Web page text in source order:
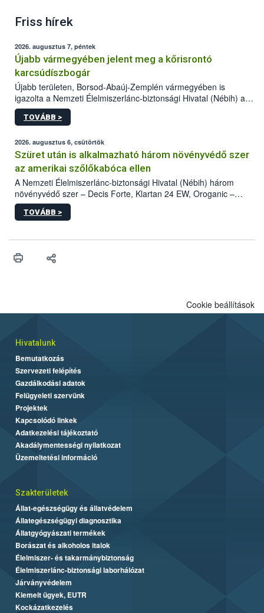
Friss hírek
2026. augusztus 7, péntek
Újabb vármegyében jelent meg a kőrisrontó
karcsúdíszbogár
Újabb területen, Borsod-Abaúj-Zemplén vármegyében is
igazolta a Nemzeti Élelmiszerlánc-biztonsági Hivatal (Nébih) a
kőrisrontó karcsúdíszbogár (Agrilus planipennis) jelenlétét. A
kártevőt nem csak színcsapdában találták meg, de már fertőzött
az intenzív felderítést, emellett az intézkedéseket a szlovák
hatósággal is összehangolják a terjedés megállítása érdekében.
TOVÁBB >
2026. augusztus 6, csütörtök
Szüret után is alkalmazható három növényvédő szer
az amerikai szőlőkabóca ellen
A Nemzeti Élelmiszerlánc-biztonsági Hivatal (Nébih) három
növényvédő szer – Decis Forte, Klartan 24 EW, Oroganic –
engedélyokiratát módosította, így azok a szüretet követően,
egészen a vesszőérettség (BBCH 91) stádiumáig
érésű szőlőkben is legyen lehetőség a károsító elleni további
felhasználók számára is elérhető és ökológiai termesztésben is
TOVÁBB >
Cookie beállítások
Hivatalunk
Bemutatkozás
Szervezeti felépítés
Gazdálkodási adatok
Felügyeleti szervünk
Projektek
Kapcsolódó linkek
Adatkezelési tájékoztató
Akadálymentességi nyilatkozat
Üzemeltetési információ
Szakterületek
Állat-egészségügy és állatvédelem
Állategészségügyi diagnosztika
Állatgyógyászati termékek
Borászat és alkoholos italok
Élelmiszer- és takarmánybiztonság
Élelmiszerlánc-biztonsági laborhálózat
Járványvédelem
Kiemelt ügyek, EUTR
Kockázatkezelés